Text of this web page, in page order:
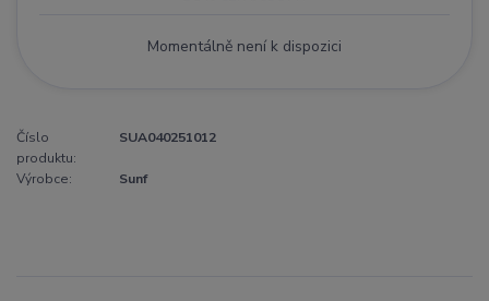
Momentálně není k dispozici
Číslo
produktu:
SUA040251012
Výrobce: Sunf